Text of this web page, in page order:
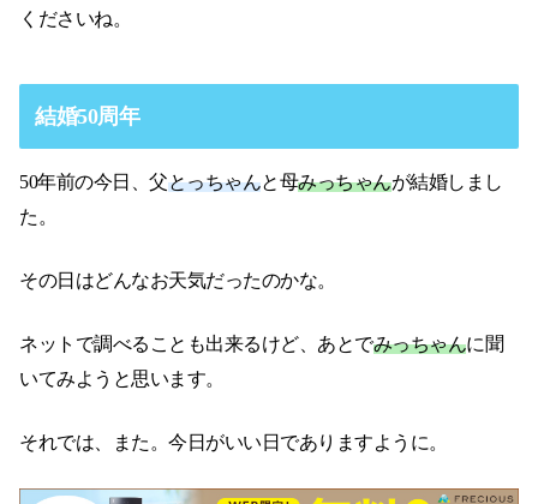
くださいね。
結婚50周年
50年前の今日、父とっちゃんと母みっちゃんが結婚しまし
た。
その日はどんなお天気だったのかな。
ネットで調べることも出来るけど、あとでみっちゃんに聞
いてみようと思います。
それでは、また。今日がいい日でありますように。